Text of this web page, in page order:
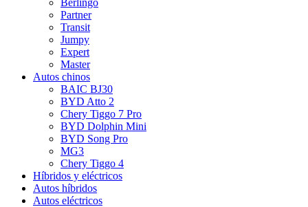
Berlingo
Partner
Transit
Jumpy
Expert
Master
Autos chinos
BAIC BJ30
BYD Atto 2
Chery Tiggo 7 Pro
BYD Dolphin Mini
BYD Song Pro
MG3
Chery Tiggo 4
Híbridos y eléctricos
Autos híbridos
Autos eléctricos